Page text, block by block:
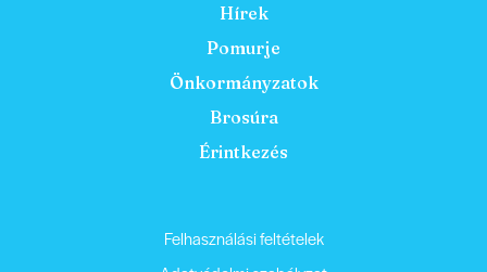
Hírek
Pomurje
Önkormányzatok
Brosúra
Érintkezés
Felhasználási feltételek